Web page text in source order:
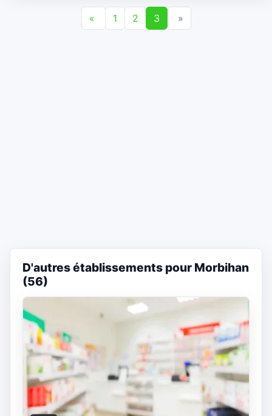
« 1 2 3 »
D'autres établissements pour Morbihan
(56)